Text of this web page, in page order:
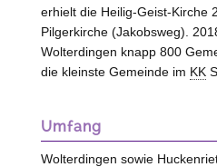
erhielt die Heilig-Geist-Kirche
Pilgerkirche (Jakobsweg).
Wolterdingen knapp 800
die kleinste Gemeinde im KK
Umfang
Wolterdingen sowie